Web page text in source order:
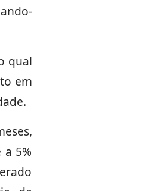
qual
em
5%